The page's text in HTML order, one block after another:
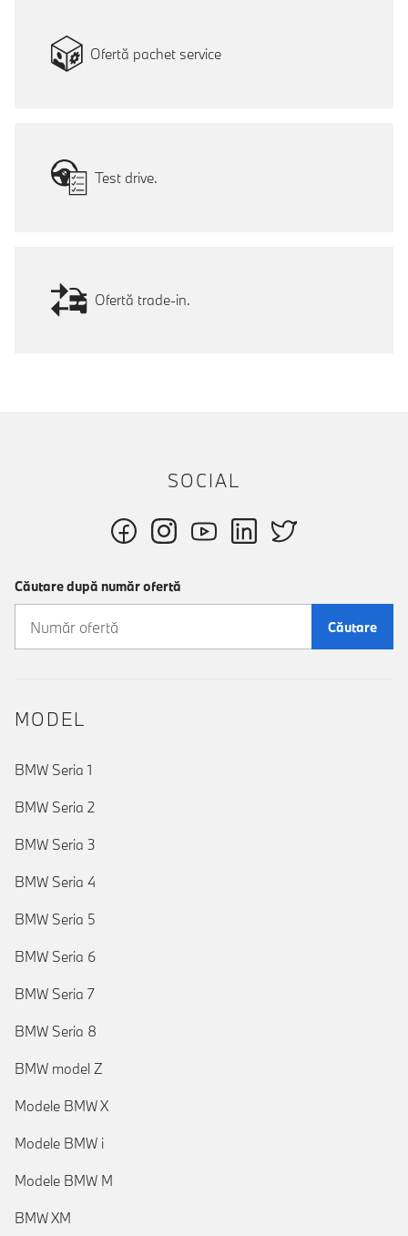
Ofertă pachet service
Test drive.
Ofertă trade-in.
SOCIAL
Căutare după număr ofertă
Căutare
MODEL
BMW Seria 1
BMW Seria 2
BMW Seria 3
BMW Seria 4
BMW Seria 5
BMW Seria 6
BMW Seria 7
BMW Seria 8
BMW model Z
Modele BMW X
Modele BMW i
Modele BMW M
BMW XM